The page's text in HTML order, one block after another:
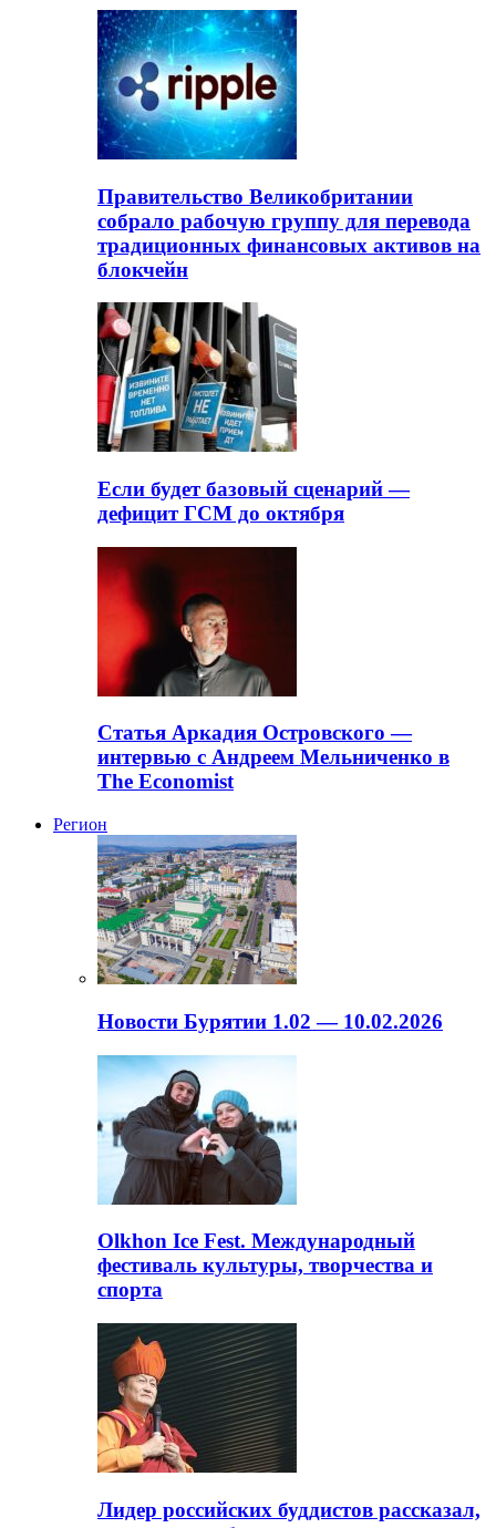
Правительство Великобритании
собрало рабочую группу для перевода
традиционных финансовых активов на
блокчейн
Если будет базовый сценарий —
дефицит ГСМ до октября
Статья Аркадия Островского —
интервью с Андреем Мельниченко в
The Economist
Регион
Новости Бурятии 1.02 — 10.02.2026
Olkhon Ice Fest. Международный
фестиваль культуры, творчества и
спорта
Лидер российских буддистов рассказал,